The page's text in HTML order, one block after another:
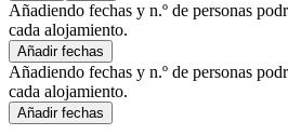
Añadiendo fechas y n.º de personas
cada alojamiento.
Añadir fechas
Añadiendo fechas y n.º de personas
cada alojamiento.
Añadir fechas